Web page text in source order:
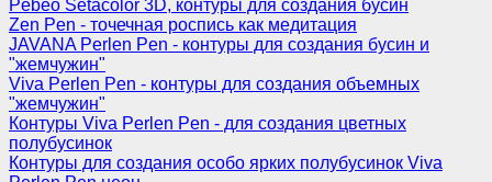
Pebeo Setacolor 3D, контуры для создания бусин
Zen Pen - точечная роспись как медитация
JAVANA Perlen Pen - контуры для создания бусин и
"жемчужин"
Viva Perlen Pen - контуры для создания объемных
"жемчужин"
Контуры Viva Perlen Pen - для создания цветных
полубусинок
Контуры для создания особо ярких полубусинок Viva